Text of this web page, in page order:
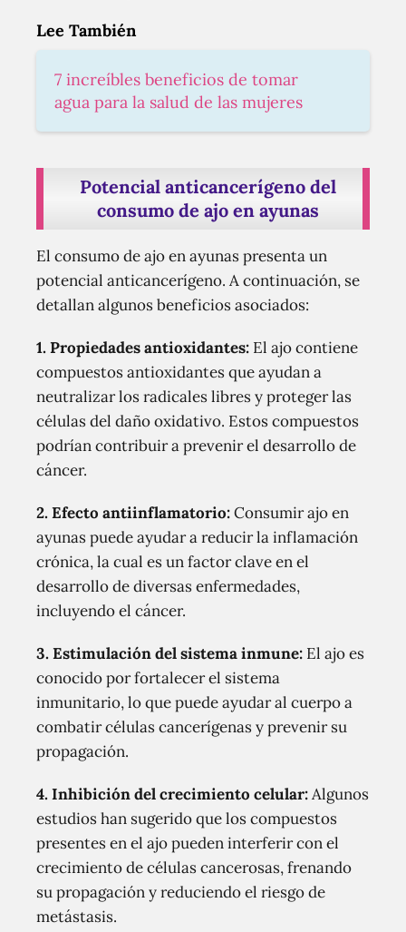
Lee También
7 increíbles beneficios de tomar
agua para la salud de las mujeres
Potencial anticancerígeno del
consumo de ajo en ayunas
El consumo de ajo en ayunas presenta un
potencial anticancerígeno. A continuación, se
detallan algunos beneficios asociados:
1. Propiedades antioxidantes: El ajo contiene
compuestos antioxidantes que ayudan a
neutralizar los radicales libres y proteger las
células del daño oxidativo. Estos compuestos
podrían contribuir a prevenir el desarrollo de
cáncer.
2. Efecto antiinflamatorio:Consumir ajo en
ayunas puede ayudar a reducir la inflamación
crónica, la cual es un factor clave en el
desarrollo de diversas enfermedades,
incluyendo el cáncer.
3. Estimulación del sistema inmune: El ajo es
conocido por fortalecer el sistema
inmunitario, lo que puede ayudar al cuerpo a
combatir células cancerígenas y prevenir su
propagación.
4. Inhibición del crecimiento celular:Algunos
estudios han sugerido que los compuestos
presentes en el ajo pueden interferir con el
crecimiento de células cancerosas, frenando
su propagación y reduciendo el riesgo de
metástasis.